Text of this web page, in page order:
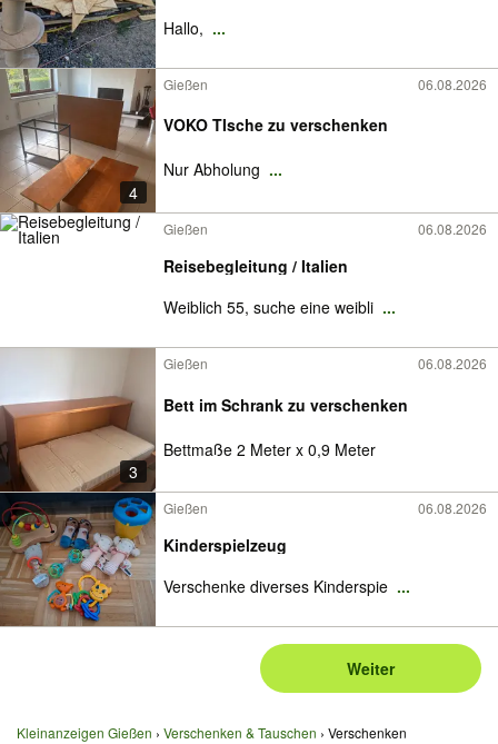
Hallo, ...
4
Gießen 06.08.2026
VOKO TIsche zu verschenken
Nur Abholung ...
Gießen 06.08.2026
Reisebegleitung / Italien
Weiblich 55, suche eine weibli ...
3
Gießen 06.08.2026
Bett im Schrank zu verschenken
Bettmaße 2 Meter x 0,9 Meter
Gießen 06.08.2026
Kinderspielzeug
Verschenke diverses Kinderspie ...
Weiter
Kleinanzeigen Gießen Verschenken & Tauschen Verschenken